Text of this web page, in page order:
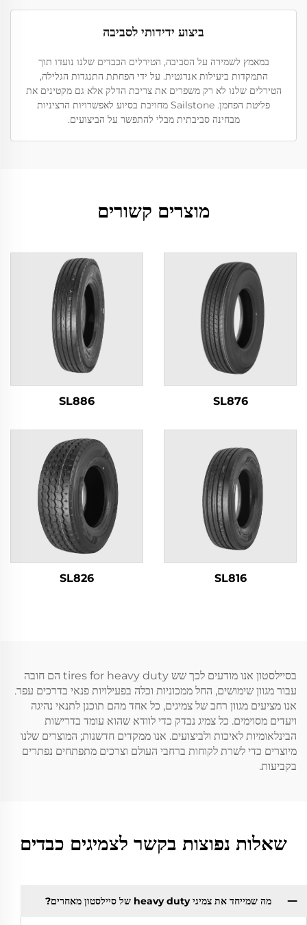
ביצוע ידידותי לסביבה
במאמץ לשמירה על הסביבה, הטירלים הכבדים שלנו נועדו תוך
התמקדות ביעילות אנרגטית. על ידי הפחתת התנגדות הגלילה,
הטירלים שלנו לא רק משפרים את צריכת הדלק אלא גם מקטינים את
פליטת הפחמן. Sailstone מחויבת בסיוע לאפשרויות הרציניות
מבחינה סביבתית מבלי להתפשר על הביצועים.
מוצרים קשורים
SL876
SL886
SL816
SL826
בסיילסטון אנו מודעים לכך שש tires for heavy duty הם חובה
עבור מגוון שימושים, החל ממכוניות וכלה בפעילויות פנאי בדרכים עפר.
אנו מציעים מגוון רחב של צמיגים, כל אחד מהם תוכנן לתנאי נהיגה
ויעדים מסוימים. כל צמיג נבדק כדי לוודא שהוא עומד בדרישות
הבינלאומיות לאיכות ולביצועים. אנו ממקדים חדשנות; המוצרים שלנו
מיוצרים כדי לשרת לקוחות ברחבי העולם וצרכים מתפתחים נפתרים
בקביעות.
שאלות נפוצות בקשר לצמיגים כבדים
מה שמייחד את צמיגי heavy duty של סיילסטון מאחרים?